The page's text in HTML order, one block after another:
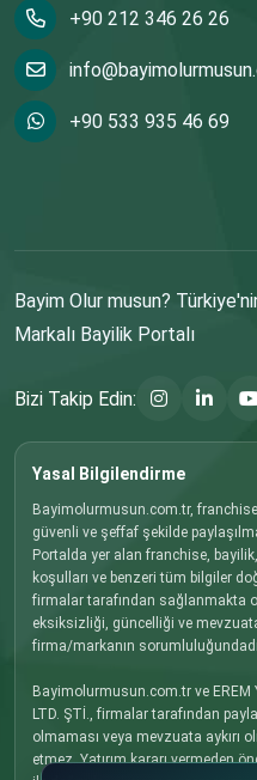
+90 212 346 26 26
+90 533 935 46 69
Bayim Olur musun?
Markalı Bayilik Portalı
Bizi Takip Edin:
Yasal Bilgilendirme
Bayimolurmusun.com.tr,
güvenli ve şeffaf şekilde
Portalda yer alan franchise,
koşulları ve benzeri tüm bilgiler
firmalar tarafından sağlanmakta
eksiksizliği, güncelliği ve
firma/markanın
Bayimolurmusun.com.tr ve EREM
LTD. ŞTİ., firmalar tarafından
olmaması veya mevzuata aykırı
etmez. Yatırım kararı vermeden